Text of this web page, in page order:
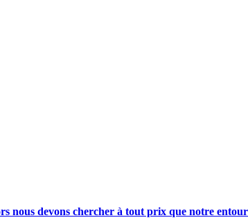
nous devons chercher à tout prix que notre